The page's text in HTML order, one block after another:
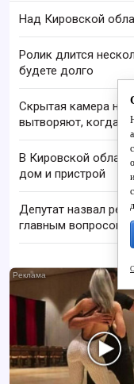
Над Кировской
Ролик длится
будете долго
Скрытая камера на
вытворяют, когда
В Кировской
дом и пристрой
Депутат назвал
главным вопросом